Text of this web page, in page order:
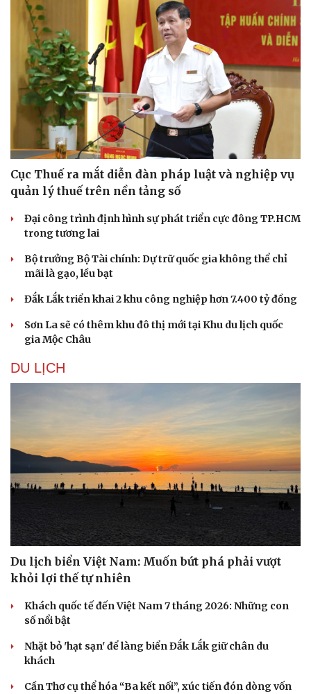
Du lịch
Tư vấn
Săn Tour
check-in
Podcast
Cửa sổ tình yêu
Cục Thuế ra mắt diễn đàn pháp luật và nghiệp vụ
quản lý thuế trên nền tảng số
Đại công trình định hình sự phát triển cực đông TP.HCM
trong tương lai
Bộ trưởng Bộ Tài chính: Dự trữ quốc gia không thể chỉ
mãi là gạo, lều bạt
Đắk Lắk triển khai 2 khu công nghiệp hơn 7.400 tỷ đồng
Sơn La sẽ có thêm khu đô thị mới tại Khu du lịch quốc
gia Mộc Châu
DU LỊCH
Du lịch biển Việt Nam: Muốn bứt phá phải vượt
khỏi lợi thế tự nhiên
Khách quốc tế đến Việt Nam 7 tháng 2026: Những con
số nổi bật
Nhặt bỏ 'hạt sạn' để làng biển Đắk Lắk giữ chân du
khách
Cần Thơ cụ thể hóa “Ba kết nối”, xúc tiến đón dòng vốn